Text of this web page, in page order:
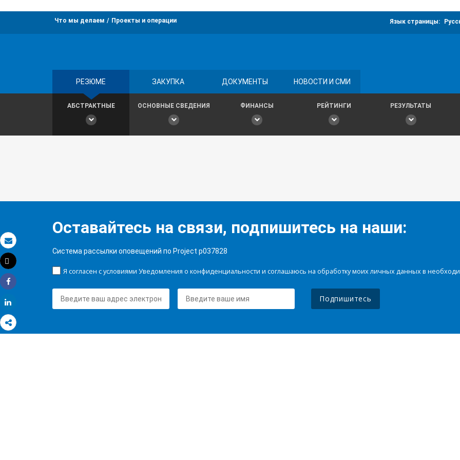
Электронная почта
Распечатать
Tweet
Share
Что мы делаем Проекты и операции Язык страницы:
РЕЗЮМЕ ЗАКУПКА ДОКУМЕНТЫ НОВОСТИ И СМИ
АБСТРАКТНЫЕ ОСНОВНЫЕ СВЕДЕНИЯ ФИНАНСЫ РЕЙТИНГИ РЕЗУЛЬТАТЫ
Оставайтесь на связи, подпишитесь на наши:
Система рассылки оповещений по Project p037828
Я согласен с условиями Уведомления о конфиденциальности и соглашаюсь на обработку моих личных данных в
Подпишитесь